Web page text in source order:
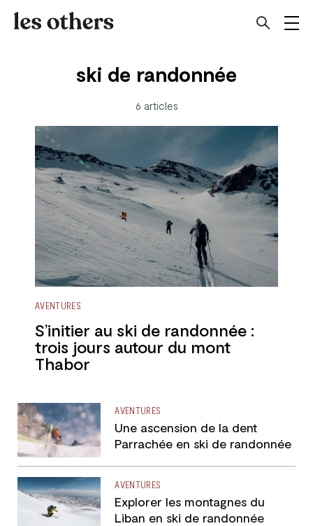
ski de randonnée
6 articles
AVENTURES
S’initier au ski de randonnée :
trois jours autour du mont
Thabor
AVENTURES
Une ascension de la dent
Parrachée en ski de randonnée
AVENTURES
Explorer les montagnes du
Liban en ski de randonnée